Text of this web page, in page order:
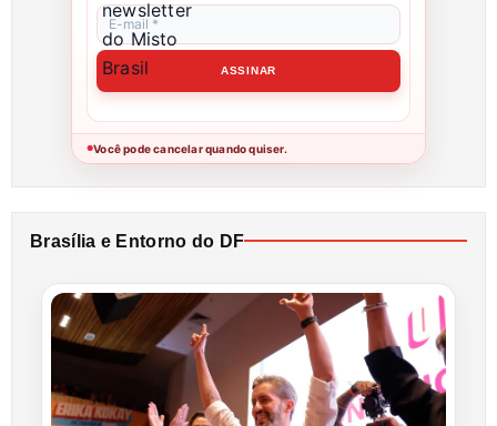
●Você pode cancelar quando quiser.
Brasília e Entorno do DF